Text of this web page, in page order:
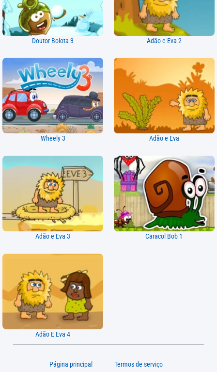
Doutor Bolota 3 Adão e Eva 2
Wheely 3 Adão e Eva
Adão e Eva 3 Caracol Bob 1
Adão E Eva 4
Página principal Termos de serviço